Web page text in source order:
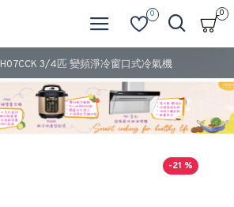
0 0
3/4匹 變頻淨冷窗口式冷氣機
-21 %